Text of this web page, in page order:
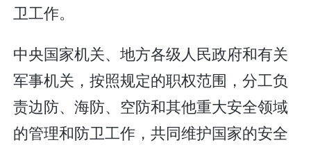
卫工作。
中央国家机关、地方各级人民政府和有关
军事机关，按照规定的职权范围，分工负
责边防、海防、空防和其他重大安全领域
的管理和防卫工作，共同维护国家的安全